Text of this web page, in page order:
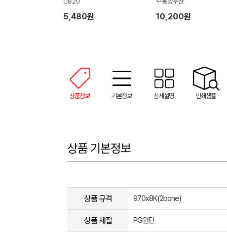
5,480원 10,200원
상품정보 기본정보 상세설명 인쇄샘플
상품 기본정보
상품 규격 970x8K(2bone)
상품 재질 PG원단